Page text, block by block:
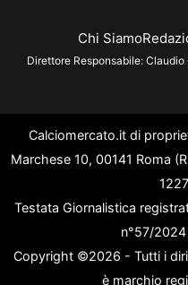
Chi Siamo
Direttore Responsabile: Claudio
Calciomercato.it di
Marchese 10, 00141 Roma
Testata Giornalistica
n°57/
Copyright ©2026 - Tutti i
è marchio